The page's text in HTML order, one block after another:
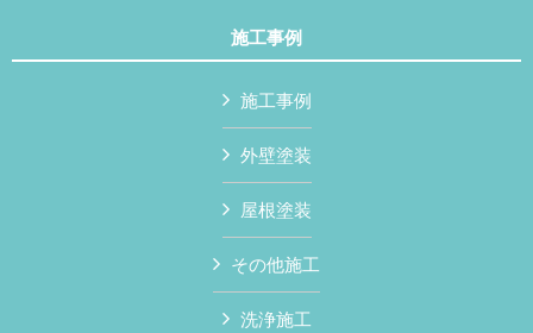
施工事例
施工事例
外壁塗装
屋根塗装
その他施工
洗浄施工